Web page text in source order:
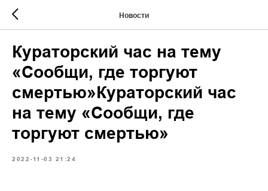
Новости
Кураторский час на тему
«Сообщи, где торгуют
смертью»Кураторский час
на тему «Сообщи, где
торгуют смертью»
2022-11-03 21:24